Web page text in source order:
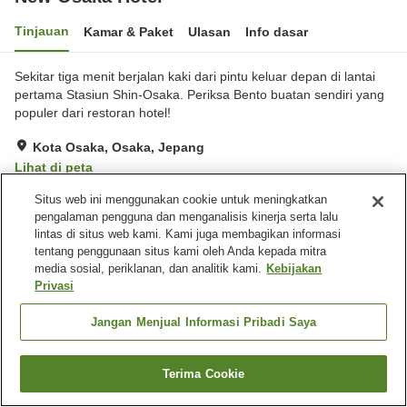
Tinjauan Kamar & Paket Ulasan Info dasar
Sekitar tiga menit berjalan kaki dari pintu keluar depan di lantai
pertama Stasiun Shin-Osaka. Periksa Bento buatan sendiri yang
populer dari restoran hotel!
Kota Osaka, Osaka, Jepang
Lihat di peta
Sangat baik Ulasan:354
Fasilitas properti
Lima menit berjalan kaki ke
stasiun
Restoran
Beranda Jepang Osaka Kota Osaka New Osaka Hotel
Cari kamar
Situs web ini menggunakan cookie untuk meningkatkan
pengalaman pengguna dan menganalisis kinerja serta lalu
lintas di situs web kami. Kami juga membagikan informasi
tentang penggunaan situs kami oleh Anda kepada mitra
media sosial, periklanan, dan analitik kami. Kebijakan
Privasi
Jangan Menjual Informasi Pribadi Saya
Terima Cookie